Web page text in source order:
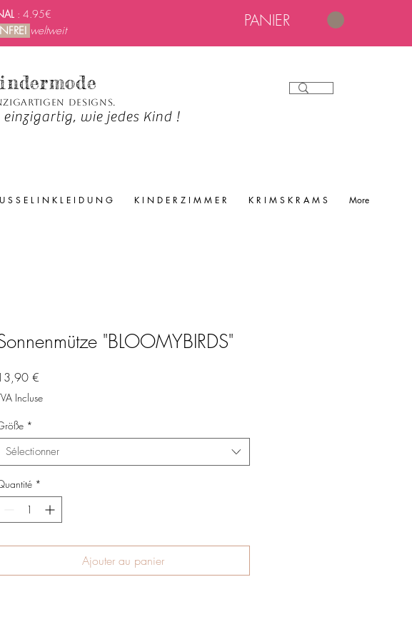
PANIER
: 4.95€
weltweit
Designs.
einzigartig, wie jedes Kind !
S S E L I N K L E I D U N G K I N D E R Z I M M E R K R I M S K R A M S More
"BLOOMYBIRDS"
€
Incluse
*
Sélectionner
*
Ajouter au panier